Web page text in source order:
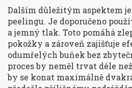
Dalším důležitým aspektem
peelingu. Je doporučeno
a jemný tlak. Toto pomáhá
pokožky a zároveň zajišťuje
odumřelých buňek bez
proces by neměl trvat déle
by se konat maximálně